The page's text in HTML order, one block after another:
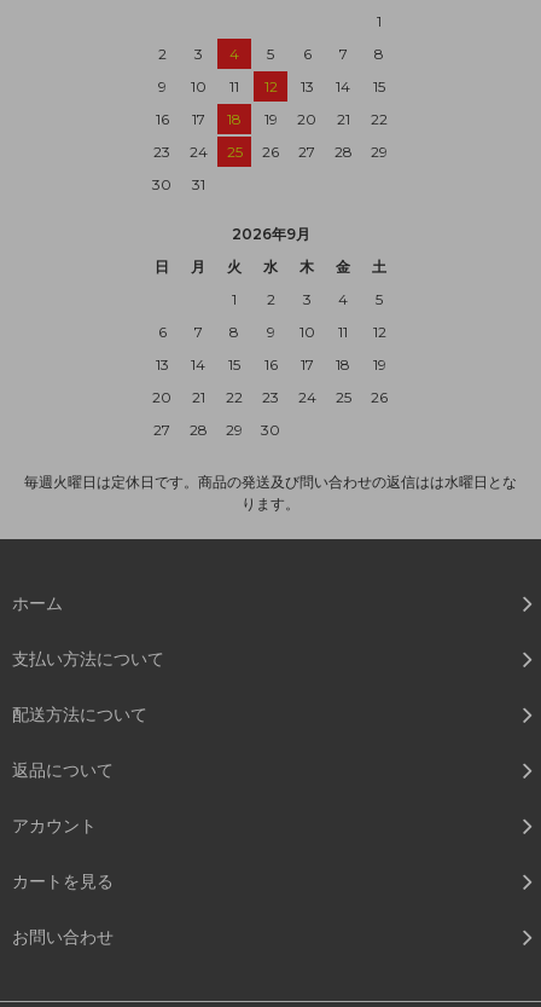
1
2
3 4 5 6 7
8
9
10 11 12 13 14
15
16
17 18 19 20 21
22
23
24 25 26 27 28
29
30
31
2026年9月
日
月 火 水 木 金
土
1
2 3 4
5
6
7 8 9 10 11
12
13
14 15 16 17 18
19
20
21 22 23 24 25
26
27
28 29 30
毎週火曜日は定休日です。商品の発送及び問い合わせの返信はは水曜日とな
ります。
ホーム
支払い方法について
配送方法について
返品について
アカウント
カートを見る
お問い合わせ